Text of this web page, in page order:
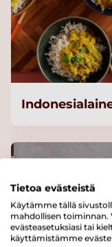
Tietoa evästeistä
Käytämme tällä
mahdollisen toiminnan.
evästeasetuksiasi tai
käyttämistämme